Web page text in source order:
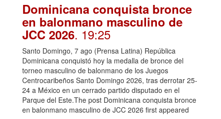
Dominicana conquista bronce
en balonmano masculino de
JCC 2026. 19:25
Santo Domingo, 7 ago (Prensa Latina) República
Dominicana conquistó hoy la medalla de bronce del
torneo masculino de balonmano de los Juegos
Centrocaribeños Santo Domingo 2026, tras derrotar 25-
24 a México en un cerrado partido disputado en el
Parque del Este.The post Dominicana conquista bronce
en balonmano masculino de JCC 2026 first appeared